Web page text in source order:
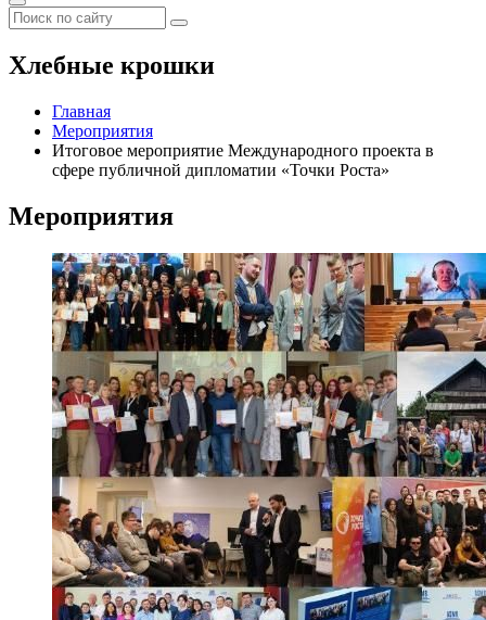
Хлебные крошки
Главная
Мероприятия
Итоговое мероприятие Международного проекта в
сфере публичной дипломатии «Точки Роста»
Мероприятия